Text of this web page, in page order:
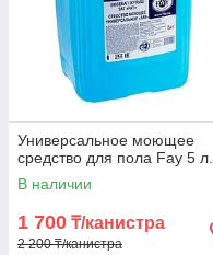
Универсальное моющее
средство для пола Fay 5 л.
В наличии
1 700 ₸/канистра
2 200 ₸/канистра